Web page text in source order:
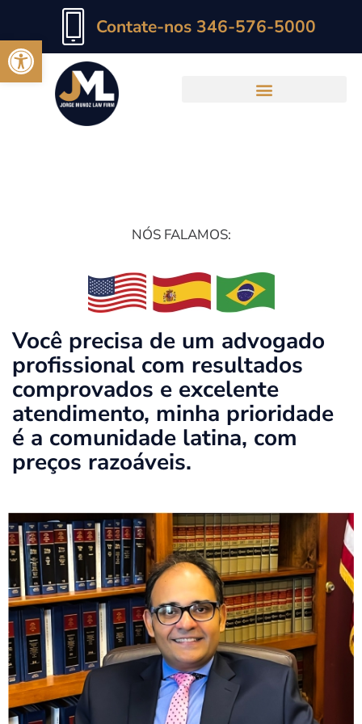
Abrir a barra de ferramentas
Contate-nos 346-576-5000
NÓS FALAMOS:
Você precisa de um advogado
profissional com resultados
comprovados e excelente
atendimento, minha prioridade
é a comunidade latina, com
preços razoáveis.